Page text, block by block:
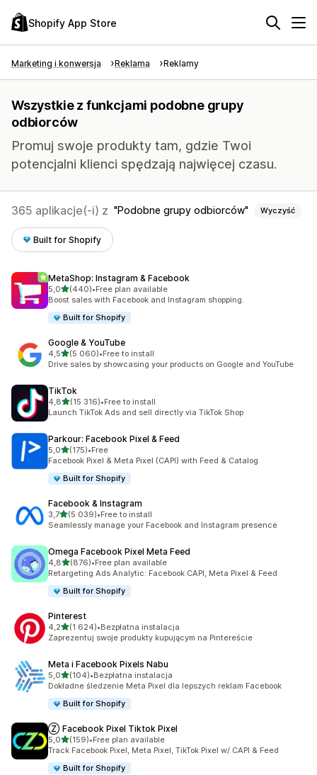
Shopify App Store
Marketing i konwersja Reklama Reklamy
Wszystkie z funkcjami podobne grupy
odbiorców
Promuj swoje produkty tam, gdzie Twoi
potencjalni klienci spędzają najwięcej czasu.
365 aplikacje(-i) z Podobne grupy odbiorców Wyczyść
Built for Shopify
MetaShop: Instagram & Facebook
5,0na 5 gwiazdek
(440)
Łączna liczba recenzji: 440
•Free plan available
Boost sales with Facebook and Instagram shopping.
Built for Shopify
Google & YouTube
4,5na 5 gwiazdek
(5 060)
Łączna liczba recenzji: 5060
•Free to install
Drive sales by showcasing your products on Google and YouTube
TikTok
4,8na 5 gwiazdek
(15 316)
Łączna liczba recenzji: 15316
•Free to install
Launch TikTok Ads and sell directly via TikTok Shop
Parkour: Facebook Pixel & Feed
5,0na 5 gwiazdek
(175)
Łączna liczba recenzji: 175
•Free
Facebook Pixel & Meta Pixel (CAPI) with Feed & Catalog
Built for Shopify
Facebook & Instagram
3,7na 5 gwiazdek
(5 039)
Łączna liczba recenzji: 5039
•Free to install
Seamlessly manage your Facebook and Instagram presence
Omega Facebook Pixel Meta Feed
4,8na 5 gwiazdek
(876)
Łączna liczba recenzji: 876
•Free plan available
Retargeting Ads Analytic: Facebook CAPI, Meta Pixel & Feed
Built for Shopify
Pinterest
4,2na 5 gwiazdek
(1 624)
Łączna liczba recenzji: 1624
•Bezpłatna instalacja
Zaprezentuj swoje produkty kupującym na Pintereście
Meta i Facebook Pixels Nabu
5,0na 5 gwiazdek
(104)
Łączna liczba recenzji: 104
•Bezpłatna instalacja
Dokładne śledzenie Meta Pixel dla lepszych reklam Facebook
Built for Shopify
Ⓩ Facebook Pixel Tiktok Pixel
5,0na 5 gwiazdek
(159)
Łączna liczba recenzji: 159
•Free plan available
Track Facebook Pixel, Meta Pixel, TikTok Pixel w/ CAPI & Feed
Built for Shopify